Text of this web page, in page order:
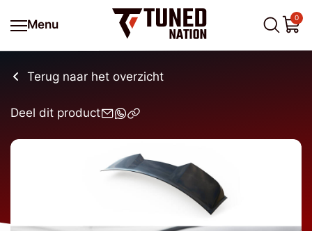
Menu
0
Terug naar het overzicht
Deel dit product